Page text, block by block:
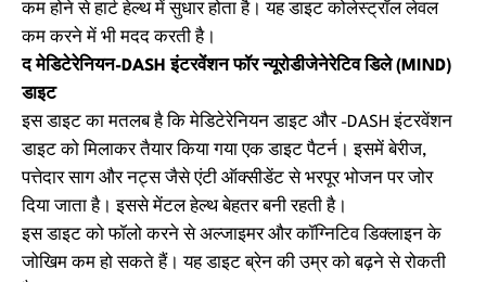
कम होने से हार्ट हेल्थ में सुधार होता है। यह डाइट कोलेस्ट्रॉल लेवल
कम करने में भी मदद करती है।
द मेडिटेरेनियन-DASH इंटरवेंशन फॉर न्यूरोडीजेनेरेटिव डिले (MIND)
डाइट
इस डाइट का मतलब है कि मेडिटेरेनियन डाइट और -DASH इंटरवेंशन
डाइट को मिलाकर तैयार किया गया एक डाइट पैटर्न। इसमें बेरीज,
पत्तेदार साग और नट्स जैसे एंटी ऑक्सीडेंट से भरपूर भोजन पर जोर
दिया जाता है। इससे मेंटल हेल्थ बेहतर बनी रहती है।
इस डाइट को फॉलो करने से अल्जाइमर और कॉग्निटिव डिक्लाइन के
जोखिम कम हो सकते हैं। यह डाइट ब्रेन की उम्र को बढ़ने से रोकती